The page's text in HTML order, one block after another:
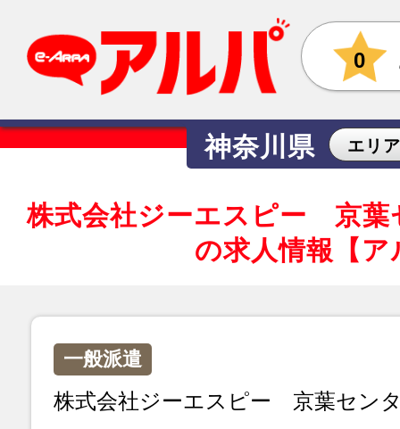
0
神奈川県 エリ
株式会社ジーエスピー 京葉
の求人情報【ア
一般派遣
株式会社ジーエスピー 京葉セン